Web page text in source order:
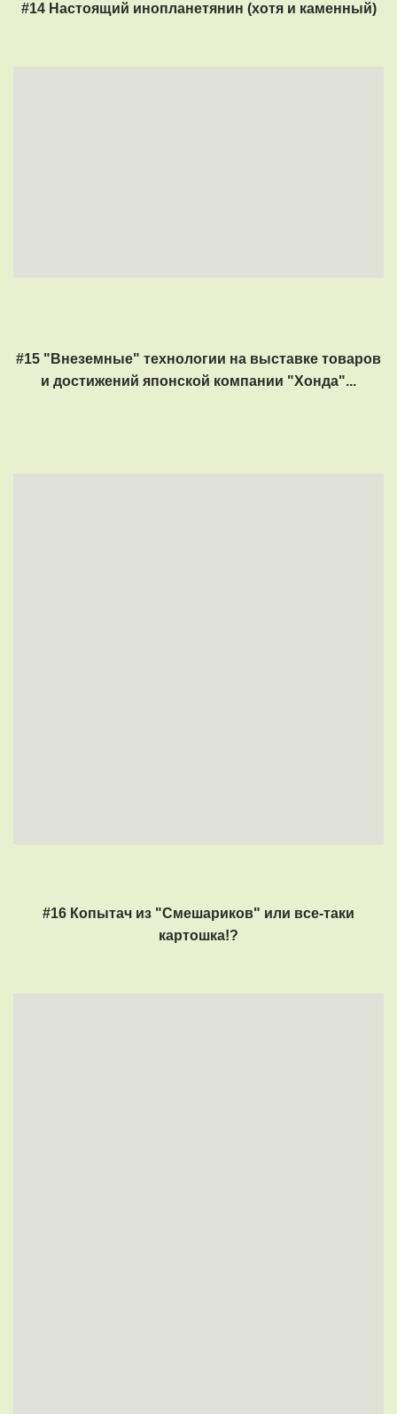
#14 Настоящий инопланетянин (хотя и каменный)
#15 "Внеземные" технологии на выставке товаров
и достижений японской компании "Хонда"...
#16 Копытач из "Смешариков" или все-таки
картошка!?